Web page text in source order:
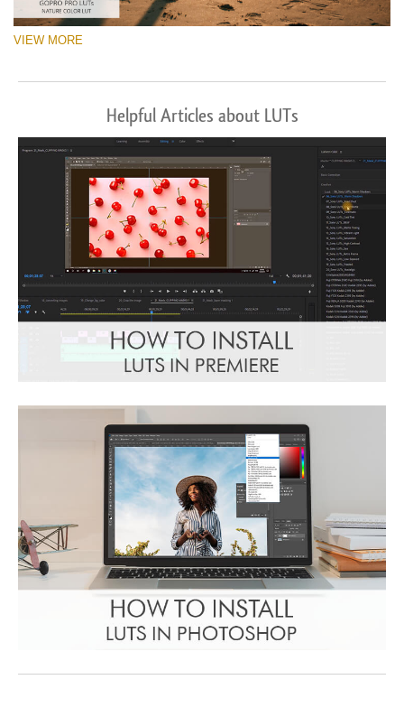
VIEW MORE
Helpful Articles about LUTs